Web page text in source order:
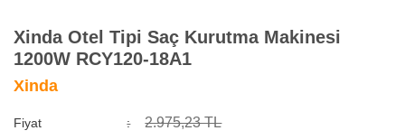
Xinda Otel Tipi Saç Kurutma Makinesi
1200W RCY120-18A1
Xinda
Fiyat 2.975,23 TL